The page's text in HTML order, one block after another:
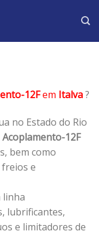
12Fem Italva?
no Estado do Rio
Acoplamento-12F
bem como
e
linha
lubrificantes,
e limitadores de